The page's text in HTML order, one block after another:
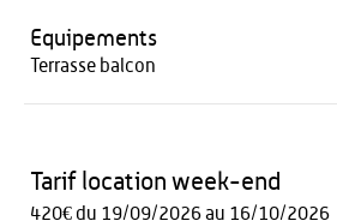
Equipements
Terrasse balcon
Tarif location week-end
420€ du 19/09/2026 au 16/10/2026